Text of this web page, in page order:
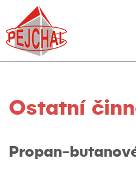
Ostatní
Propan-